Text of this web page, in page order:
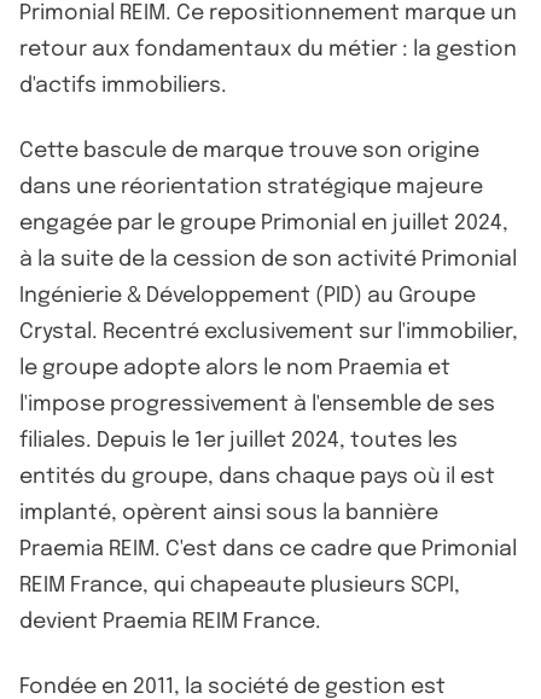
Primonial REIM. Ce repositionnement marque un
retour aux fondamentaux du métier : la gestion
d'actifs immobiliers.
Cette bascule de marque trouve son origine
dans une réorientation stratégique majeure
engagée par le groupe Primonial en juillet 2024,
à la suite de la cession de son activité Primonial
Ingénierie & Développement (PID) au Groupe
Crystal. Recentré exclusivement sur l'immobilier,
le groupe adopte alors le nom Praemia et
l'impose progressivement à l'ensemble de ses
filiales. Depuis le 1er juillet 2024, toutes les
entités du groupe, dans chaque pays où il est
implanté, opèrent ainsi sous la bannière
Praemia REIM. C'est dans ce cadre que Primonial
REIM France, qui chapeaute plusieurs SCPI,
devient Praemia REIM France.
Fondée en 2011, la société de gestion est